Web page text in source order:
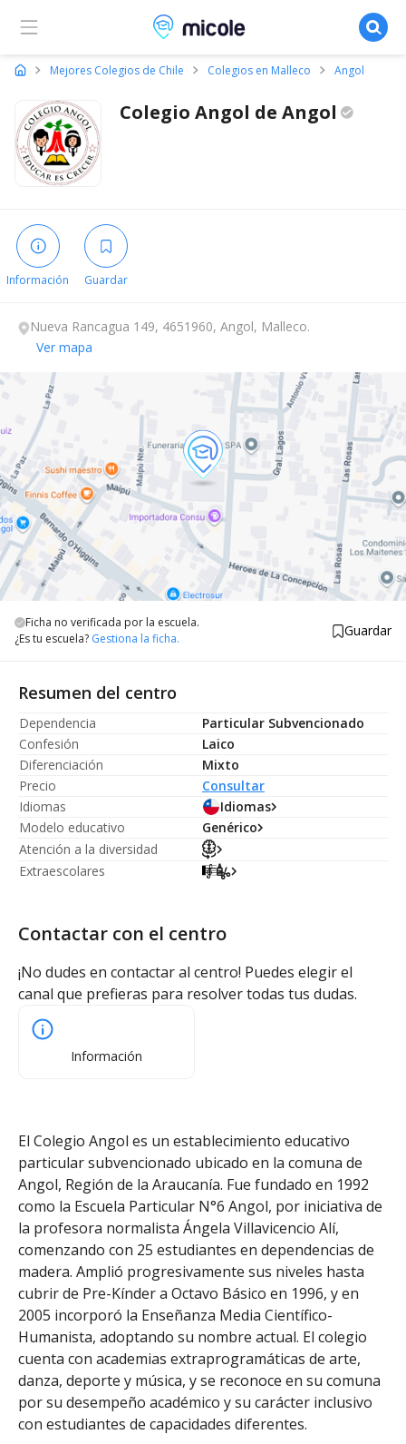
Micole, buscador de colegios
Mejores Colegios de Chile Colegios en Malleco Angol
Colegio Angol de Angol
Información Guardar
Nueva Rancagua 149, 4651960, Angol, Malleco.
Ver mapa
Ficha no verificada por la escuela.
¿Es tu escuela? Gestiona la ficha. Guardar
Resumen del centro
Dependencia
Particular Subvencionado
Confesión
Laico
Diferenciación
Mixto
Precio
Consultar
Idiomas
Idiomas
Modelo educativo
Genérico
Atención a la diversidad
Extraescolares
Contactar con el centro
¡No dudes en contactar al centro! Puedes elegir el
canal que prefieras para resolver todas tus dudas.
Información
El Colegio Angol es un establecimiento educativo
particular subvencionado ubicado en la comuna de
Angol, Región de la Araucanía. Fue fundado en 1992
como la Escuela Particular N°6 Angol, por iniciativa de
la profesora normalista Ángela Villavicencio Alí,
comenzando con 25 estudiantes en dependencias de
madera. Amplió progresivamente sus niveles hasta
cubrir de Pre-Kínder a Octavo Básico en 1996, y en
2005 incorporó la Enseñanza Media Científico-
Humanista, adoptando su nombre actual. El colegio
cuenta con academias extraprogramáticas de arte,
danza, deporte y música, y se reconoce en su comuna
por su desempeño académico y su carácter inclusivo
con estudiantes de capacidades diferentes.